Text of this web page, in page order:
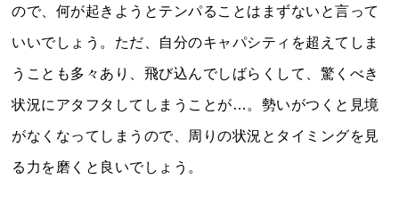
ので、何が起きようとテンパることはまずないと言って
いいでしょう。ただ、自分のキャパシティを超えてしま
うことも多々あり、飛び込んでしばらくして、驚くべき
状況にアタフタしてしまうことが…。勢いがつくと見境
がなくなってしまうので、周りの状況とタイミングを見
る力を磨くと良いでしょう。